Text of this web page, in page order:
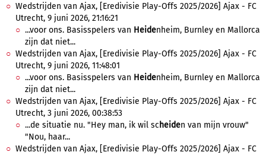
Wedstrijden van Ajax, [Eredivisie Play-Offs 2025/2026] Ajax - FC
Utrecht, 9 juni 2026, 21:16:21
...voor ons. Basisspelers van Heidenheim, Burnley en Mallorca
zijn dat niet...
Wedstrijden van Ajax, [Eredivisie Play-Offs 2025/2026] Ajax - FC
Utrecht, 9 juni 2026, 11:48:01
...voor ons. Basisspelers van Heidenheim, Burnley en Mallorca
zijn dat niet...
Wedstrijden van Ajax, [Eredivisie Play-Offs 2025/2026] Ajax - FC
Utrecht, 3 juni 2026, 00:38:53
...de situatie nu. "Hey man, ik wil sc heiden van mijn vrouw"
"Nou, haar...
Wedstrijden van Ajax, [Eredivisie Play-Offs 2025/2026] Ajax - FC